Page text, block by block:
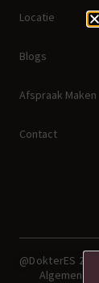
Locatie
Blogs
Afspraak Maken
Contact
@DokterES 2025
Algemene